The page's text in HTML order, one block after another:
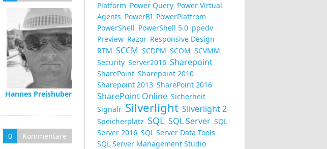
Hannes Preishuber
0 Kommentare
Platform Power Query Power Virtual
Agents PowerBI PowerPlatfrom
PowerShell PowerShell 5.0 ppedv
Preview Razor Responsive Design
RTM SCCM SCDPM SCOM SCVMM
Security Server2016 Sharepoint
SharePoint Sharepoint 2010
Sharepoint 2013 SharePoint 2016
SharePoint Online Sicherheit
Signalr Silverlight Silverlight 2
Speicherplatz SQL SQL Server SQL
Server 2016 SQL Server Data Tools
SQL Server Management Studio